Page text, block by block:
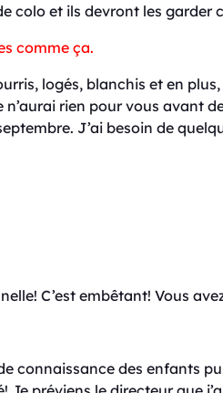
colo et ils devront les garder
comme ça.
logés, blanchis et en
rien pour vous avant
J’ai besoin de
C’est embêtant! Vous
connaissance des enfants